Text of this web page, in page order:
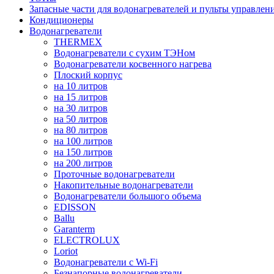
Запасные части для водонагревателей и пульты
Кондиционеры
Водонагреватели
THERMEX
Водонагреватели с сухим ТЭНом
Водонагреватели косвенного нагрева
Плоский корпус
на 10 литров
на 15 литров
на 30 литров
на 50 литров
на 80 литров
на 100 литров
на 150 литров
на 200 литров
Проточные водонагреватели
Накопительные водонагреватели
Водонагреватели большого объема
EDISSON
Ballu
Garanterm
ELECTROLUX
Loriot
Водонагреватели с Wi-Fi